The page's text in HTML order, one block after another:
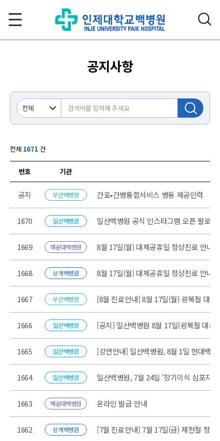
공지사항
전체 1671 건
번호 기관
공지 부산백병원 간호•간병통합서비스 병동 제공인력
1670 일산백병원 일산백병원 공식 인스타그램 오픈 팔로우
1669 해운대백병원 8월 17일(월) 대체공휴일 정상진료 안내
1668 상계백병원 8월 17일(월) 대체공휴일 정상진료 안내
1667 부산백병원 [8월 진료안내] 8월 17일(월) 광복절 대체
1666 일산백병원 [공지] 일산백병원 8월 17일(광복절 대체
1665 일산백병원 [강연안내] 일산백병원, 8월 1일 현대백
1664 일산백병원 일산백병원, 7월 24일 ‘장기이식 심포지엄
1663 해운대백병원 온라인 발급 안내
1662 상계백병원 [7월 진료안내] 7월 17일(금) 제헌절 정상